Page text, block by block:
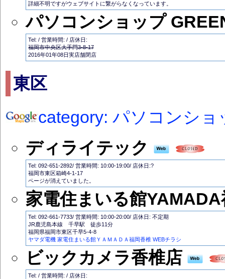
詳細不明ですがウェブサイトに繋がらなくなっています。
パソコンショップ
Tel: / 営業時間: / 店休日:
福岡市中央区大手門3-8-17
2016年01年08日実店舗閉店
東区
category: パソコンショ
ディライテック
Tel: 092-651-2892/ 営業時間: 10:00-19:00/ 店休日:?
福岡市東区箱崎4-1-17
ページが消えていました。
家電住まいる館
Tel: 092-661-7733/ 営業時間: 10:00-20:00/ 店休日: 不定期
JR鹿児島本線 千早駅 徒歩11分
福岡県福岡市東区千早5-4-8
ヤマダ電機 家電住まいる館ＹＡＭＡＤＡ福岡香椎 WEBチラシ
ビックカメラ香椎店
Tel: / 営業時間: / 店休日: